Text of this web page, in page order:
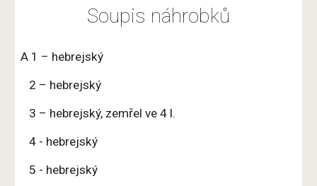
Soupis náhrobků
A 1 – hebrejský
2 – hebrejský
3 – hebrejský, zemřel ve 4 l.
4 - hebrejský
5 - hebrejský